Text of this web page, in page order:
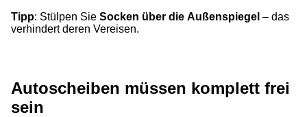
Tipp: Stülpen Sie Socken über die Außenspiegel – das
verhindert deren Vereisen.
Autoscheiben müssen komplett frei
sein